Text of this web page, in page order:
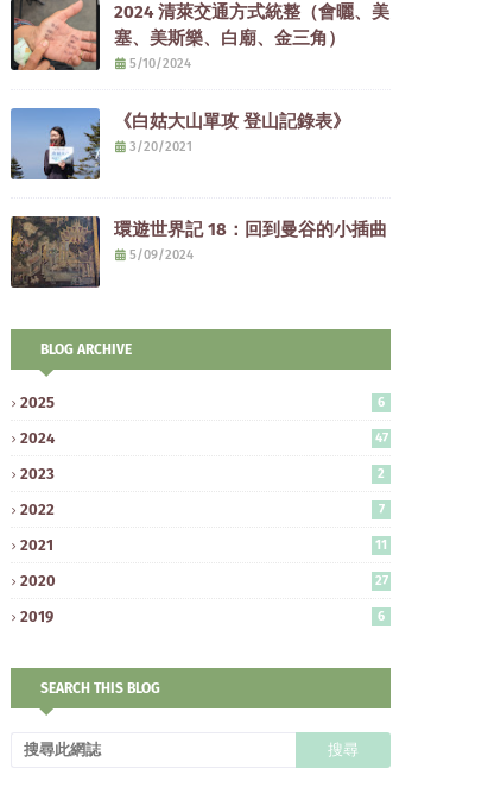
2024 清萊交通方式統整（會曬、美
塞、美斯樂、白廟、金三角）
5/10/2024
《白姑大山單攻 登山記錄表》
3/20/2021
環遊世界記 18：回到曼谷的小插曲
5/09/2024
BLOG ARCHIVE
2025 6
2024 47
2023 2
2022 7
2021 11
2020 27
2019 6
SEARCH THIS BLOG